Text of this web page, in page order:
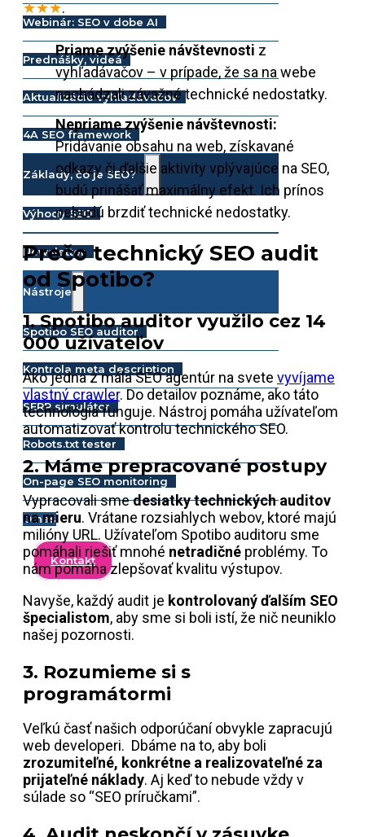
Webinár: SEO v dobe AI
Prednášky, videá
Aktualizácie vyhľadávačov
4A SEO framework
Základy, čo je SEO?
Výhody SEO
Newsletter
Nástroje
Spotibo SEO auditor
Kontrola meta description
SERP simulátor
Robots.txt tester
On-page SEO monitoring
O nás
Kontakt
★★★.
Priame zvýšenie návštevnosti z
vyhľadávačov – v prípade, že sa na webe
nachádzali závažné technické nedostatky.
Nepriame zvýšenie návštevnosti:
Pridávanie obsahu na web, získavané
odkazy či ďalšie aktivity vplývajúce na SEO,
budú prinášať maximálny efekt. Ich prínos
nebudú brzdiť technické nedostatky.
Prečo technický SEO audit
od Spotibo?
1. Spotibo auditor využilo cez 14
000 užívateľov
Ako jedna z mála SEO agentúr na svete vyvíjame
vlastný crawler. Do detailov poznáme, ako táto
technológia funguje. Nástroj pomáha užívateľom
automatizovať kontrolu technického SEO.
2. Máme prepracované postupy
Vypracovali smedesiatky technických auditov
na mieru. Vrátane rozsiahlych webov, ktoré majú
milióny URL. Užívateľom Spotibo auditoru sme
pomáhali riešiť mnohé netradičné problémy. To
nám pomáha zlepšovať kvalitu výstupov.
Navyše, každý audit je kontrolovaný ďalším SEO
špecialistom, aby sme si boli istí, že nič neuniklo
našej pozornosti.
3. Rozumieme si s
programátormi
Veľkú časť našich odporúčaní obvykle zapracujú
web developeri. Dbáme na to, aby boli
zrozumiteľné, konkrétne a realizovateľné za
prijateľné náklady. Aj keď to nebude vždy v
súlade so “SEO príručkami”.